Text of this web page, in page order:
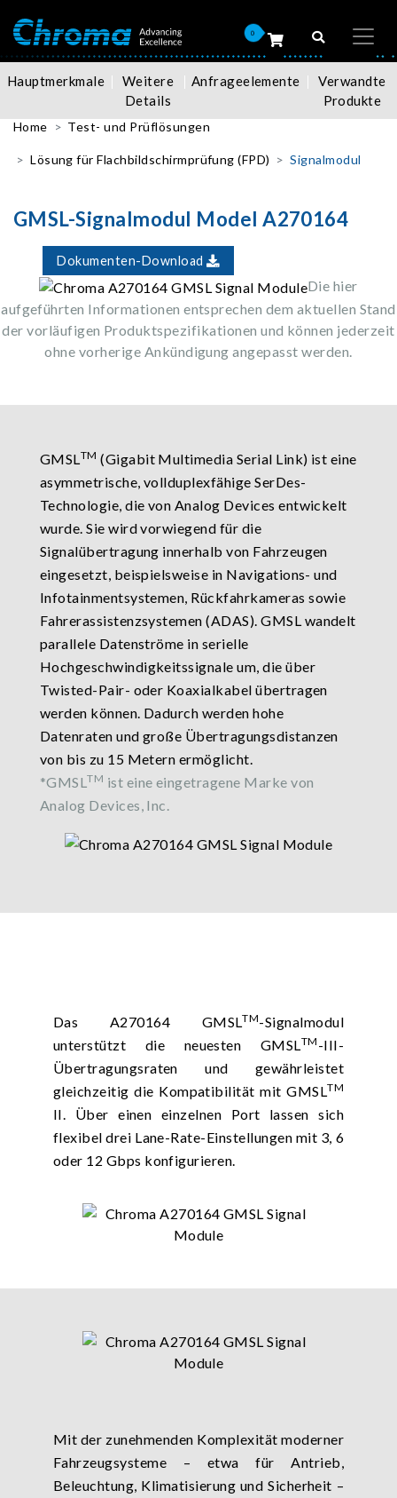
0
Hauptmerkmale
Weitere
Details
Anfrageelemente
Verwandte
Produkte
Home Test- und Prüflösungen
Lösung für Flachbildschirmprüfung (FPD) Signalmodul
GMSL-Signalmodul Model A270164
Dokumenten-Download
Die hier
aufgeführten Informationen entsprechen dem aktuellen Stand
der vorläufigen Produktspezifikationen und können jederzeit
ohne vorherige Ankündigung angepasst werden.
GMSLTM (Gigabit Multimedia Serial Link) ist eine
asymmetrische, vollduplexfähige SerDes-
Technologie, die von Analog Devices entwickelt
wurde. Sie wird vorwiegend für die
Signalübertragung innerhalb von Fahrzeugen
eingesetzt, beispielsweise in Navigations- und
Infotainmentsystemen, Rückfahrkameras sowie
Fahrerassistenzsystemen (ADAS). GMSL wandelt
parallele Datenströme in serielle
Hochgeschwindigkeitssignale um, die über
Twisted-Pair- oder Koaxialkabel übertragen
werden können. Dadurch werden hohe
Datenraten und große Übertragungsdistanzen
von bis zu 15 Metern ermöglicht.
*GMSLTM ist eine eingetragene Marke von
Analog Devices, Inc.
Das A270164 GMSLTM-Signalmodul
unterstützt die neuesten GMSL TM -III-
Übertragungsraten und gewährleistet
gleichzeitig die Kompatibilität mit GMSLTM
II. Über einen einzelnen Port lassen sich
flexibel drei Lane-Rate-Einstellungen mit 3, 6
oder 12 Gbps konfigurieren.
Mit der zunehmenden Komplexität moderner
Fahrzeugsysteme – etwa für Antrieb,
Beleuchtung, Klimatisierung und Sicherheit –